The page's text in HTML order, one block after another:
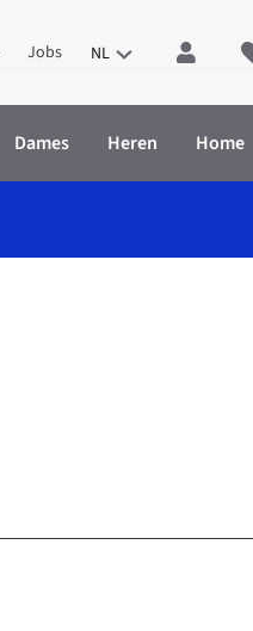
Jobs NL
Dames Heren Home